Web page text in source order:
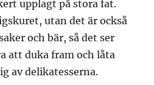
upplagt på stora fat.
utan det är också
och bär, så det ser
att duka fram och låta
av delikatesserna.